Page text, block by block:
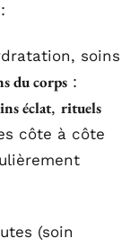
soins
du corps :
éclat, rituels
côte à côte
(soin